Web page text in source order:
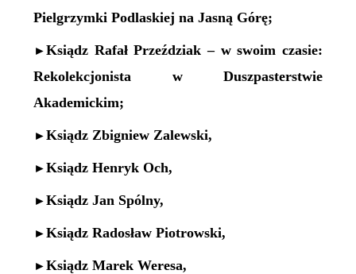
Pielgrzymki Podlaskiej na Jasną Górę;
►Ksiądz Rafał Przeździak – w swoim czasie:
Rekolekcjonista w Duszpasterstwie
Akademickim;
►Ksiądz Zbigniew Zalewski,
►Ksiądz Henryk Och,
►Ksiądz Jan Spólny,
►Ksiądz Radosław Piotrowski,
►Ksiądz Marek Weresa,